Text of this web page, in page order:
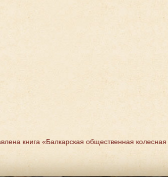
книга «Балкарская общественная